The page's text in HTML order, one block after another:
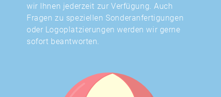
wir Ihnen jederzeit zur Verfügung. Auch
Fragen zu speziellen Sonderanfertigungen
oder Logoplatzierungen werden wir gerne
sofort beantworten.